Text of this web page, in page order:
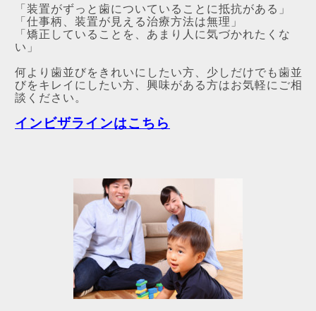
「装置がずっと歯についていることに抵抗がある」
「仕事柄、装置が見える治療方法は無理」
「矯正していることを、あまり人に気づかれたくな
い」
何より歯並びをきれいにしたい方、少しだけでも歯並
びをキレイにしたい方、興味がある方はお気軽にご相
談ください。
インビザラインはこちら